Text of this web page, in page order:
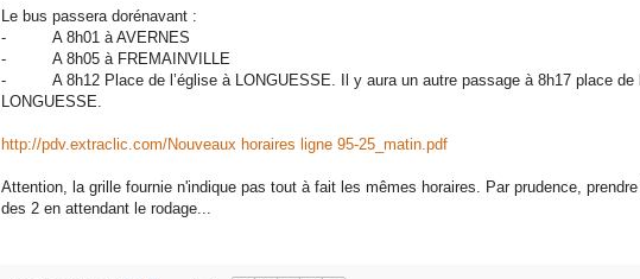
Le bus passera dorénavant :
- A 8h01 à AVERNES
- A 8h05 à FREMAINVILLE
- A 8h12 Place de l’église à LONGUESSE. Il y aura un autre passage à 8h17 place de
LONGUESSE.
http://pdv.extraclic.com/Nouveaux horaires ligne 95-25_matin.pdf
Attention, la grille fournie n'indique pas tout à fait les mêmes horaires. Par prudence,
des 2 en attendant le rodage...